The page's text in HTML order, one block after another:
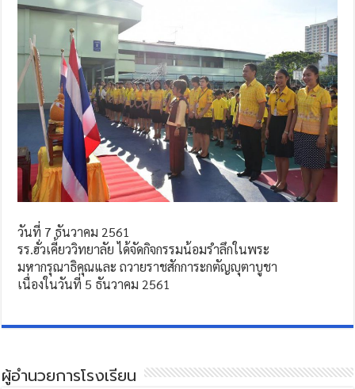
วันที่ 7 ธันวาคม 2561
รร.ฮั่วเคี้ยววิทยาลัย ได้จัดกิจกรรมน้อมรำลึกในพระ
มหากรุณาธิคุณและ ถวายราชสักการะกตัญญุตาบูชา
เนื่องในวันที่ 5 ธันวาคม 2561
ผู้อำนวยการโรงเรียน